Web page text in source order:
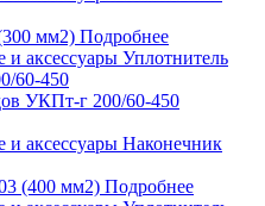
мм2) Подробнее
УКПт-г 200/60-450
(400 мм2) Подробнее